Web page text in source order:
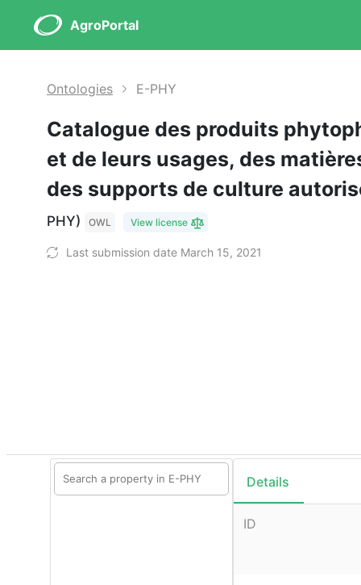
AgroPortal
Ontologies E-PHY
Catalogue des produits
et de leurs usages, des
des supports de culture
PHY) OWL View license
Last submission date March 15, 2021
Details
ID